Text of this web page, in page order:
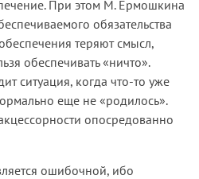
При этом М. Ермошкина
обязательства
теряют смысл,
обеспечивать «ничто».
ситуация, когда что-то уже
еще не «родилось».
опосредованно
ошибочной, ибо